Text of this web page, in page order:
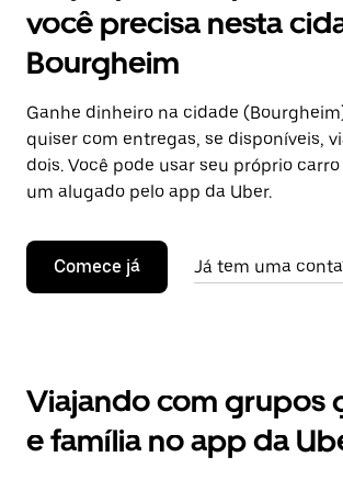
você precisa nesta
Bourgheim
Ganhe dinheiro na cidade
quiser com entregas, se disponíveis,
dois. Você pode usar seu próprio
um alugado pelo app da Uber.
Comece já Já tem uma
Viajando com grupos
e família no app da